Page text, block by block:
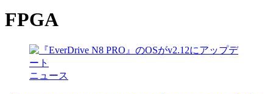
FPGA
ニュース